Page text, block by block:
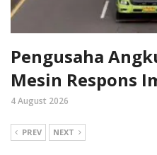
Pengusaha
Mesin Respons
4 August 2026
PREV NEXT